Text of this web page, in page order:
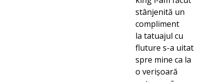
stânjenită un
compliment
la tatuajul cu
fluture s-a uitat
spre mine ca la
o verișoară